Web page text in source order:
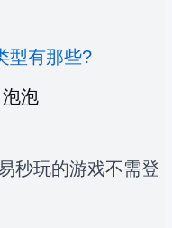
型有那些?
泡泡
秒玩的游戏不需登